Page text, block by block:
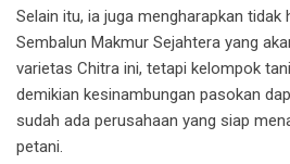
Selain itu, ia juga mengharapkan tidak
Sembalun Makmur Sejahtera yang
varietas Chitra ini, tetapi kelompok
demikian kesinambungan pasokan
sudah ada perusahaan yang siap
petani.